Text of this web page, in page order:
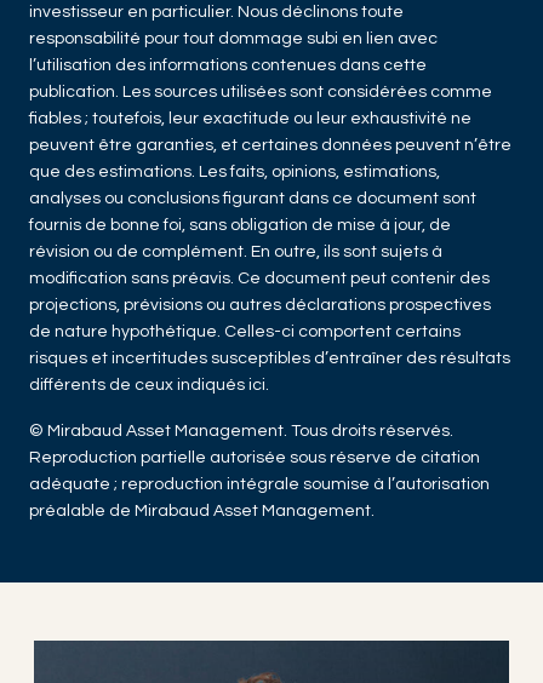
investisseur en particulier. Nous déclinons toute
responsabilité pour tout dommage subi en lien avec
l’utilisation des informations contenues dans cette
publication. Les sources utilisées sont considérées comme
fiables ; toutefois, leur exactitude ou leur exhaustivité ne
peuvent être garanties, et certaines données peuvent n’être
que des estimations. Les faits, opinions, estimations,
analyses ou conclusions figurant dans ce document sont
fournis de bonne foi, sans obligation de mise à jour, de
révision ou de complément. En outre, ils sont sujets à
modification sans préavis. Ce document peut contenir des
projections, prévisions ou autres déclarations prospectives
de nature hypothétique. Celles-ci comportent certains
risques et incertitudes susceptibles d’entraîner des résultats
différents de ceux indiqués ici.
© Mirabaud Asset Management. Tous droits réservés.
Reproduction partielle autorisée sous réserve de citation
adéquate ; reproduction intégrale soumise à l’autorisation
préalable de Mirabaud Asset Management.